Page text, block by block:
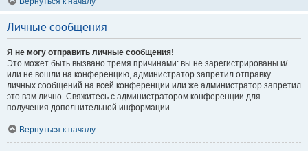
Личные сообщения
Я не могу отправить личные сообщения!
Это может быть вызвано тремя причинами: вы не зарегистрированы и/
или не вошли на конференцию, администратор запретил отправку
личных сообщений на всей конференции или же администратор запретил
это вам лично. Свяжитесь с администратором конференции для
получения дополнительной информации.
Вернуться к началу